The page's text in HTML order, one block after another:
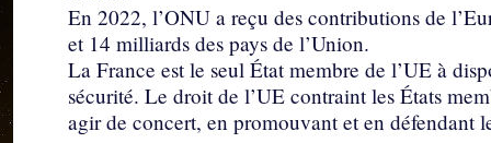
En 2022, l’ONU a reçu des contributions de
et 14 milliards des pays de l’Union.
La France est le seul État membre de l’UE à
sécurité. Le droit de l’UE contraint les États
agir de concert, en promouvant et en défendant